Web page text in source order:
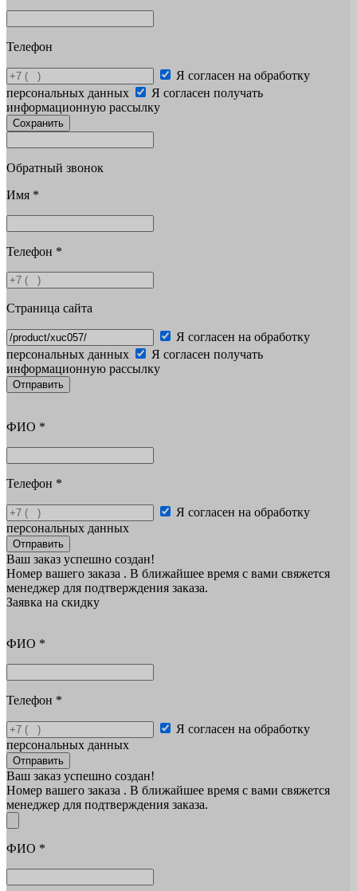
Телефон
Я согласен на обработку
персональных данных
Я согласен получать
информационную рассылку
Сохранить
Обратный звонок
Имя *
Телефон *
Страница сайта
Я согласен на обработку
персональных данных
Я согласен получать
информационную рассылку
Отправить
ФИО *
Телефон *
Я согласен на обработку
персональных данных
Отправить
Ваш заказ успешно создан!
Номер вашего заказа . В ближайшее время с вами свяжется
менеджер для подтверждения заказа.
Заявка на скидку
ФИО *
Телефон *
Я согласен на обработку
персональных данных
Отправить
Ваш заказ успешно создан!
Номер вашего заказа . В ближайшее время с вами свяжется
менеджер для подтверждения заказа.
ФИО *